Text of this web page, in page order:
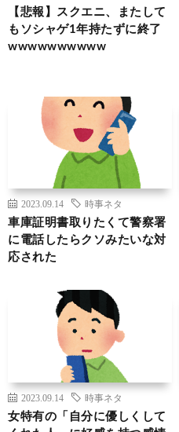
【悲報】スクエニ、またして
もソシャゲ1年持たずに終了
wwwwwwwwww
2023.09.14 時事ネタ
車庫証明書取りたくて警察署
に電話したらクソみたいな対
応された
2023.09.14 時事ネタ
女特有の「自分に優しくして